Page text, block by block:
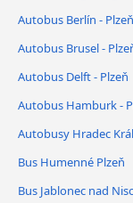
Autobus Berlín - Plzeň
Autobus Brusel -
Autobus Delft - Plzeň
Autobus Hamburk -
Autobusy Hradec
Bus Humenné Plzeň
Bus Jablonec nad